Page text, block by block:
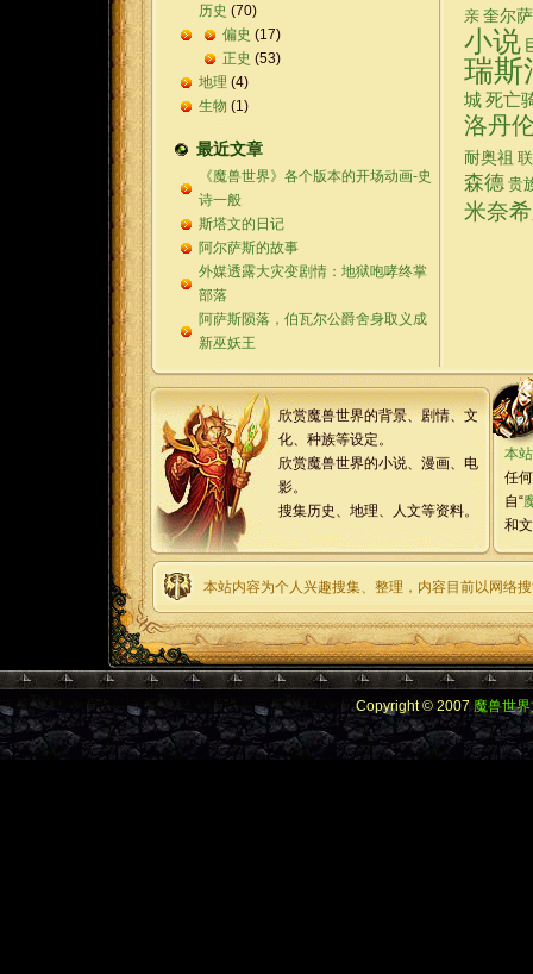
历史 (70)
偏史 (17)
正史 (53)
地理 (4)
生物 (1)
最近文章
《魔兽世界》各个版本的开场动画-史
诗一般
斯塔文的日记
阿尔萨斯的故事
外媒透露大灾变剧情：地狱咆哮终掌
部落
阿萨斯陨落，伯瓦尔公爵舍身取义成
新巫妖王
亲 奎尔
小说
瑞斯
城死亡
洛丹
耐奥祖
森德 贵
米奈
欣赏魔兽世界的背景、剧情、文
化、种族等设定。
欣赏魔兽世界的小说、漫画、电
影。
搜集历史、地理、人文等资料。
本站
任
自“
和
本站内容为个人兴趣搜集、整理，内容目前以网络
Copyright © 2007魔兽世